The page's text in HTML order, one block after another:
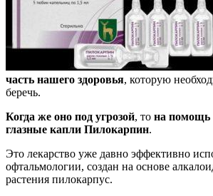
часть нашего здоровья, которую
беречь.
Когда же оно под угрозой, то на помощь
глазные капли Пилокарпин.
Это лекарство уже давно эффективно
офтальмологии, создан на основе
растения пилокарпус.